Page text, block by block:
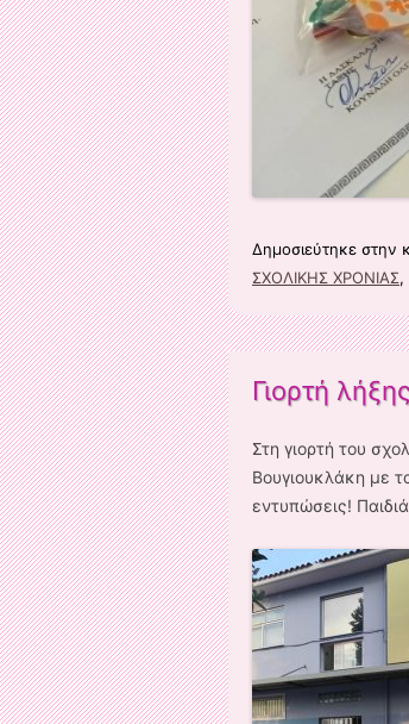
Δημοσιεύτηκε στην
ΣΧΟΛΙΚΗΣ ΧΡΟΝΙΑΣ,
Γιορτή
Στη γιορτή του
Βουγιουκλάκη με
εντυπώσεις!